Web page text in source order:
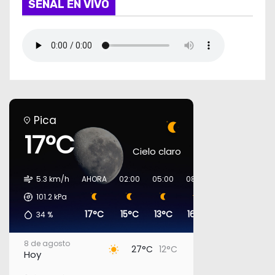
SEÑAL EN VIVO
Pica
17°C Cielo claro
5.3 km/h
101.2kPa
34 %
AHORA
17°C
02:00
15°C
05:00
13°C
08:00
16°C
8 de agosto
Hoy 27°C 12°C